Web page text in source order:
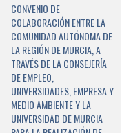
CONVENIO DE
COLABORACIÓN ENTRE LA
COMUNIDAD AUTÓNOMA DE
LA REGIÓN DE MURCIA, A
TRAVÉS DE LA CONSEJERÍA
DE EMPLEO,
UNIVERSIDADES, EMPRESA Y
MEDIO AMBIENTE Y LA
UNIVERSIDAD DE MURCIA